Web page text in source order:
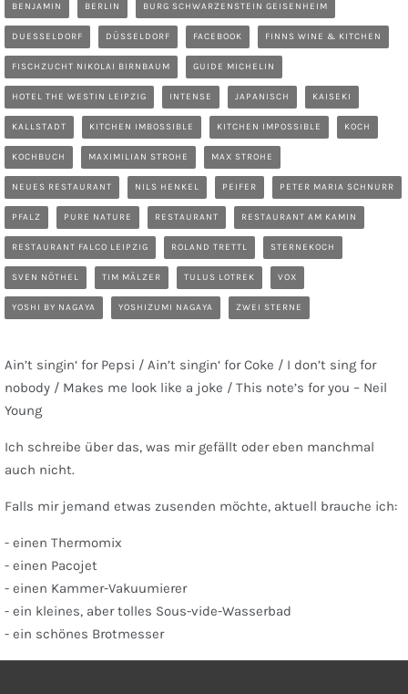
BENJAMIN BERLIN BURG SCHWARZENSTEIN GEISENHEIM
DUESSELDORF DÜSSELDORF FACEBOOK FINNS WINE & KITCHEN
FISCHZUCHT NIKOLAI BIRNBAUM GUIDE MICHELIN
HOTEL THE WESTIN LEIPZIG INTENSE JAPANISCH KAISEKI
KALLSTADT KITCHEN IMBOSSIBLE KITCHEN IMPOSSIBLE KOCH
KOCHBUCH MAXIMILIAN STROHE MAX STROHE
NEUES RESTAURANT NILS HENKEL PEIFER PETER MARIA SCHNURR
PFALZ PURE NATURE RESTAURANT RESTAURANT AM KAMIN
RESTAURANT FALCO LEIPZIG ROLAND TRETTL STERNEKOCH
SVEN NÖTHEL TIM MÄLZER TULUS LOTREK VOX
YOSHI BY NAGAYA YOSHIZUMI NAGAYA ZWEI STERNE
Ain’t singin‘ for Pepsi / Ain’t singin‘ for Coke / I don’t sing for
nobody / Makes me look like a joke / This note’s for you – Neil
Young
Ich schreibe über das, was mir gefällt oder eben manchmal
auch nicht.
Falls mir jemand etwas zusenden möchte, aktuell brauche ich:
- einen Thermomix
- einen Pacojet
- einen Kammer-Vakuumierer
- ein kleines, aber tolles Sous-vide-Wasserbad
- ein schönes Brotmesser